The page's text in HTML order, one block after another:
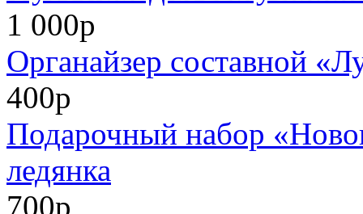
1 000р
Органайзер составной
400р
Подарочный набор
ледянка
700р